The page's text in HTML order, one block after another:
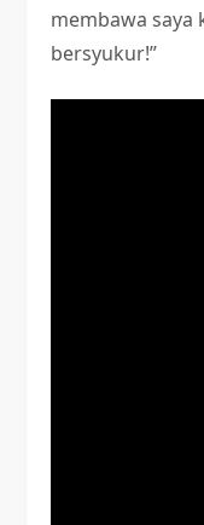
membawa saya
bersyukur!”